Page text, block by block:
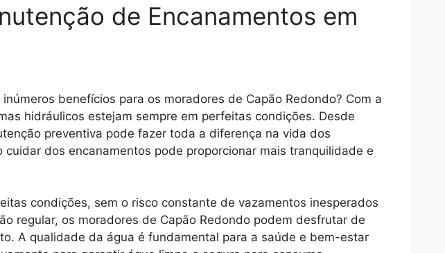
de Encanamentos em
benefícios para os moradores de Capão Redondo? Com a
hidráulicos estejam sempre em perfeitas condições. Desde
preventiva pode fazer toda a diferença na vida dos
dos encanamentos pode proporcionar mais tranquilidade e
condições, sem o risco constante de vazamentos inesperados
regular, os moradores de Capão Redondo podem desfrutar de
A qualidade da água é fundamental para a saúde e bem-estar